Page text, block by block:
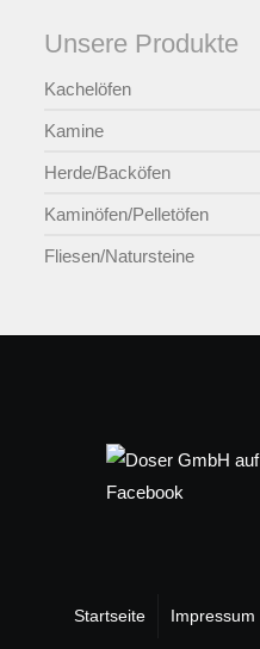
Unsere Produkte
Kachelöfen
Kamine
Herde/Backöfen
Kaminöfen/Pelletöfen
Fliesen/Natursteine
Startseite Impressum